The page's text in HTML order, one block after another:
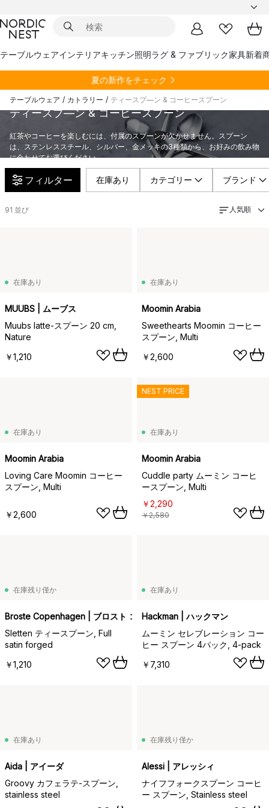
テーブルウェアインテリアキッチン照明ラグ & ファブリック家具新着
夏の新作をチェック
テーブルウェア / カトラリー / ティースプ―ン & コーヒースプーン
ティースプ―ン & コーヒースプーン
紅茶やコーヒーを楽しむには、付属のスプーンが欠かせません。スプーン
は、ステンレススチール、シルバー、金メッキの3種類から、お好みの飲み物
に合わせてお選びください。
フィルター 在庫あり カテゴリー ブランド
91 並び 人気順
在庫あり
MUUBS | ムーブス
Muubs latte-スプーン 20 cm,
Nature
￥1,210
在庫あり
Moomin Arabia
Sweethearts Moomin コーヒー
スプーン, Multi
￥2,600
在庫あり
Moomin Arabia
Loving Care Moomin コーヒー
スプーン, Multi
￥2,600
在庫あり
Moomin Arabia
Cuddle party ムーミン コーヒ
ースプーン, Multi
￥2,290
￥2,580
NEST PRICE
在庫残り僅か
Broste Copenhagen | ブロスト コペンハーゲン
Sletten ティースプーン, Full
satin forged
￥1,210
在庫あり
Hackman | ハックマン
ムーミン セレブレーション コー
ヒー スプーン 4パック, 4-pack
￥7,310
在庫あり
Aida | アイーダ
Groovy カフェラテ-スプーン,
stainless steel
在庫残り僅か
Alessi | アレッシィ
ナイフフォークスプーン コーヒ
ー スプーン, Stainless steel